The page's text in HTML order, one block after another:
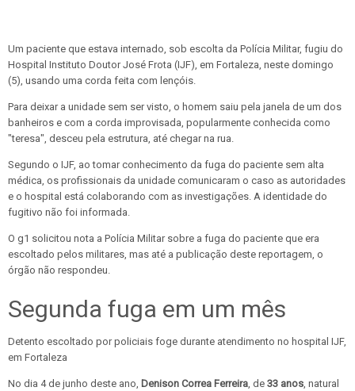
Um paciente que estava internado, sob escolta da Polícia Militar, fugiu do
Hospital Instituto Doutor José Frota (IJF), em Fortaleza, neste domingo
(5), usando uma corda feita com lençóis.
Para deixar a unidade sem ser visto, o homem saiu pela janela de um dos
banheiros e com a corda improvisada, popularmente conhecida como
"teresa", desceu pela estrutura, até chegar na rua.
Segundo o IJF, ao tomar conhecimento da fuga do paciente sem alta
médica, os profissionais da unidade comunicaram o caso as autoridades
e o hospital está colaborando com as investigações. A identidade do
fugitivo não foi informada.
O g1 solicitou nota a Polícia Militar sobre a fuga do paciente que era
escoltado pelos militares, mas até a publicação deste reportagem, o
órgão não respondeu.
Segunda fuga em um mês
Detento escoltado por policiais foge durante atendimento no hospital IJF,
em Fortaleza
No dia 4 de junho deste ano, Denison Correa Ferreira, de 33 anos, natural